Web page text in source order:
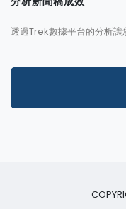
透過Trek數據平台的分析讓